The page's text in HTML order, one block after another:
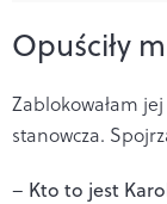
Opuściły
Zablokowałam
stanowcza.
– Kto to jest